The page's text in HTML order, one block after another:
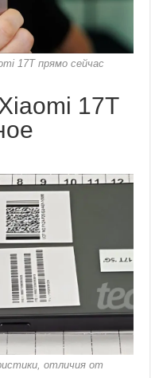
17T прямо сейчас
17T
отличия от